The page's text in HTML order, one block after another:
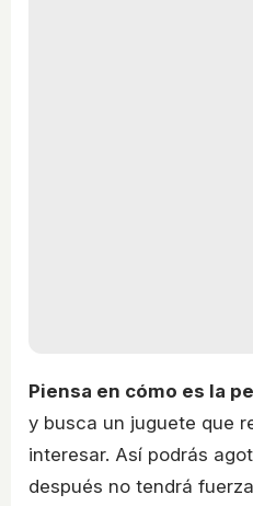
Piensa en cómo es la
y busca un juguete que
interesar. Así podrás
después no tendrá